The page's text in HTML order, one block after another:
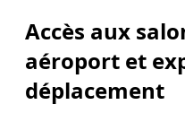
Accès aux
aéroport et
déplacement